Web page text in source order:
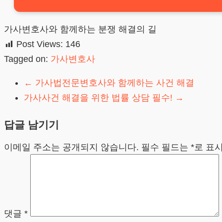
가사변호사와 함께하는 분쟁 해결의 길
Post Views: 146
Tagged on: 가사변호사
← 가사법전문변호사와 함께하는 사건 해결
가사사건 해결을 위한 법률 상담 필수! →
답글 남기기
이메일 주소는 공개되지 않습니다. 필수 필드는 *로 표
댓글 *